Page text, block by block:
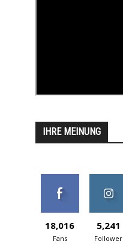
IHRE MEINUNG
18,016
Fans
5,241
Follower